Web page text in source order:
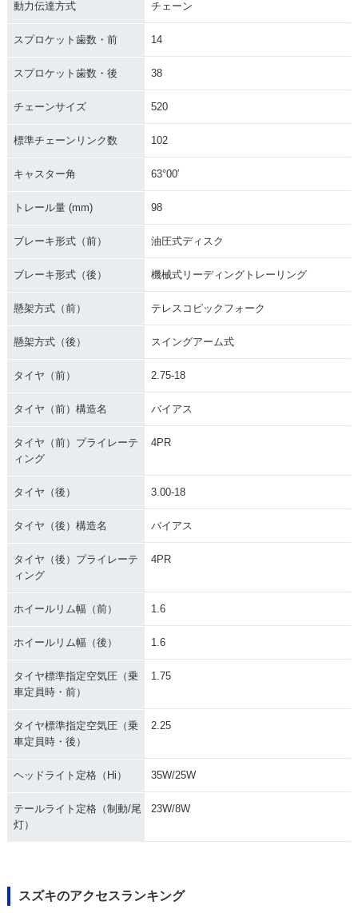
動力伝達方式 チェーン
スプロケット歯数・前 14
スプロケット歯数・後 38
チェーンサイズ 520
標準チェーンリンク数 102
キャスター角 63°00′
トレール量 (mm) 98
ブレーキ形式（前） 油圧式ディスク
ブレーキ形式（後） 機械式リーディングトレーリング
懸架方式（前） テレスコピックフォーク
懸架方式（後） スイングアーム式
タイヤ（前） 2.75-18
タイヤ（前）構造名 バイアス
タイヤ（前）プライレーテ
ィング
4PR
タイヤ（後） 3.00-18
タイヤ（後）構造名 バイアス
タイヤ（後）プライレーテ
ィング
4PR
ホイールリム幅（前） 1.6
ホイールリム幅（後） 1.6
タイヤ標準指定空気圧（乗
車定員時・前）
1.75
タイヤ標準指定空気圧（乗
車定員時・後）
2.25
ヘッドライト定格（Hi） 35W/25W
テールライト定格（制動/尾
灯）
23W/8W
スズキのアクセスランキング